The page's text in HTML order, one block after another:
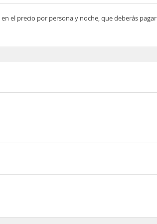
el precio por persona y noche, que deberás pagar